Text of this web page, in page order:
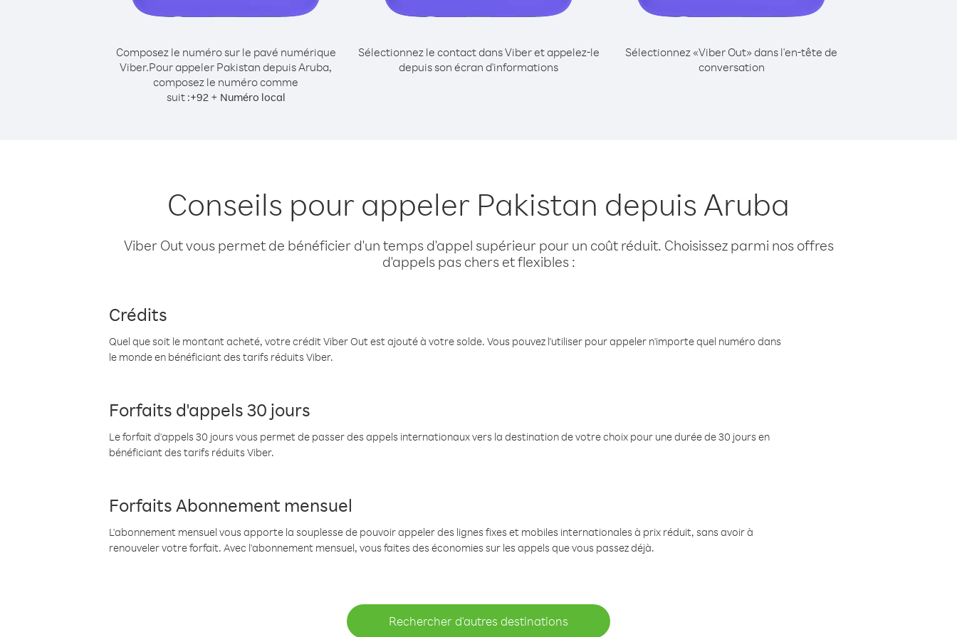
Composez le numéro sur le pavé numérique
Viber.Pour appeler Pakistan depuis Aruba,
composez le numéro comme
suit :+92+ Numéro local
Sélectionnez le contact dans Viber et appelez-le
depuis son écran d'informations
Sélectionnez «Viber Out» dans l'en-tête de
conversation
Conseils pour appeler Pakistan depuis Aruba
Viber Out vous permet de bénéficier d'un temps d'appel supérieur pour un coût réduit. Choisissez parmi nos offres
d'appels pas chers et flexibles :
Crédits
Quel que soit le montant acheté, votre crédit Viber Out est ajouté à votre solde. Vous pouvez l'utiliser pour appeler n'importe quel numéro dans
le monde en bénéficiant des tarifs réduits Viber.
Forfaits d'appels 30 jours
Le forfait d'appels 30 jours vous permet de passer des appels internationaux vers la destination de votre choix pour une durée de 30 jours en
bénéficiant des tarifs réduits Viber.
Forfaits Abonnement mensuel
L'abonnement mensuel vous apporte la souplesse de pouvoir appeler des lignes fixes et mobiles internationales à prix réduit, sans avoir à
renouveler votre forfait. Avec l'abonnement mensuel, vous faites des économies sur les appels que vous passez déjà.
Rechercher d'autres destinations